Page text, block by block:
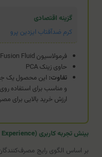
گزینه اقتصادی
کرم ضدآفتاب ایزدین پرو
فرمولاسیون Fusion Fluid
حاوی زینک PCA
تفاوت: این محصول یک
ارزش خرید بالایی برای
بینش تجربه کاربری (User Experience)
بر اساس الگوی رایج